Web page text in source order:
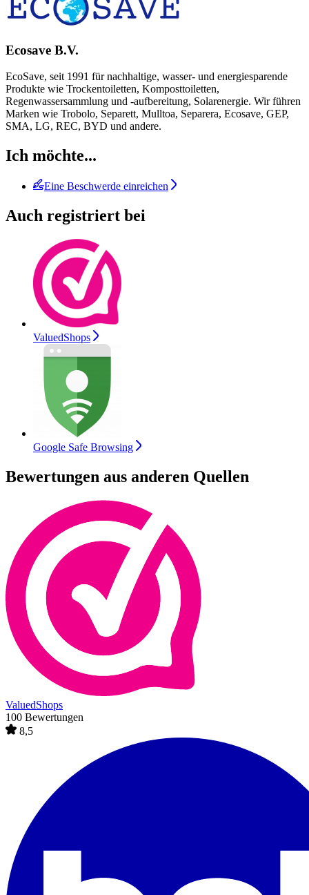
Ecosave B.V.
EcoSave, seit 1991 für nachhaltige, wasser- und energiesparende
Produkte wie Trockentoiletten, Komposttoiletten,
Regenwassersammlung und -aufbereitung, Solarenergie. Wir führen
Marken wie Trobolo, Separett, Mulltoa, Separera, Ecosave, GEP,
SMA, LG, REC, BYD und andere.
Ich möchte...
Eine Beschwerde einreichen
Auch registriert bei
ValuedShops
Google Safe Browsing
Bewertungen aus anderen Quellen
ValuedShops
100 Bewertungen
8,5